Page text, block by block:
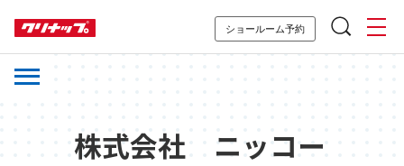
ショールーム予約
株式会社 ニッコー